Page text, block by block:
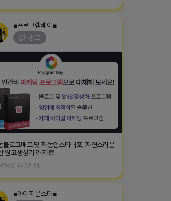
■프로그램베이■
광고
로그배포 및 자동인스타배포, 자연스러운
원고생성기 까지!▤
06 14:23:34
■아이피몬스터■